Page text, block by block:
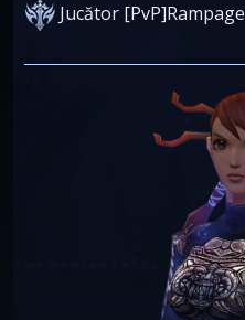
Jucător [PvP]Rampage